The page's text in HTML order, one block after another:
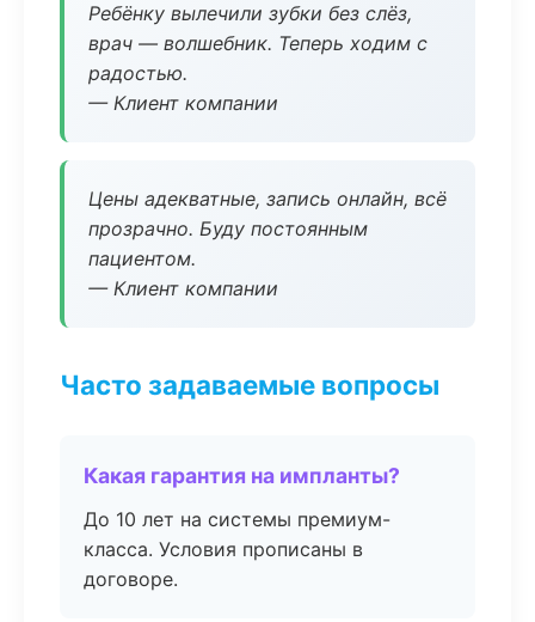
Ребёнку вылечили зубки без слёз,
врач — волшебник. Теперь ходим с
радостью.
— Клиент компании
Цены адекватные, запись онлайн, всё
прозрачно. Буду постоянным
пациентом.
— Клиент компании
Часто задаваемые вопросы
Какая гарантия на импланты?
До 10 лет на системы премиум-
класса. Условия прописаны в
договоре.